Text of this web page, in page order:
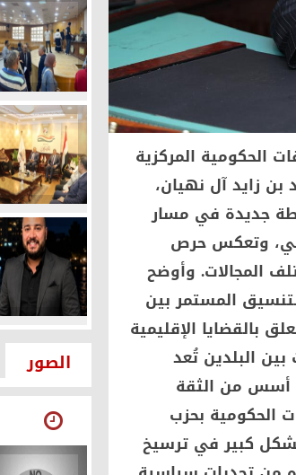
الحكومية المركزية
زايد آل نهيان،
جديدة في مسار
ظبي، وتعكس حرص
المجالات. وأوضح
المستمر بين
بالقضايا الإقليمية
البلدين تُعد
أسس من الثقة
الحكومية بحزب
كبير في ترسيخ
الصور